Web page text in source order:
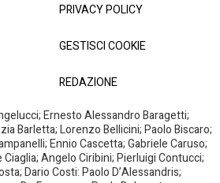
PRIVACY POLICY
GESTISCI COOKIE
REDAZIONE
Ernesto Alessandro Baragetti;
Barletta; Lorenzo Bellicini; Paolo Biscaro;
Ennio Cascetta; Gabriele Caruso;
Angelo Ciribini; Pierluigi Contucci;
Dario Costi: Paolo D’Alessandris;